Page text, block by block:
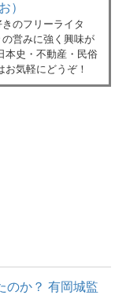
）
のフリーライタ
営みに強く興味が
本史・不動産・民俗
気軽にどうぞ！
のか？ 有岡城監